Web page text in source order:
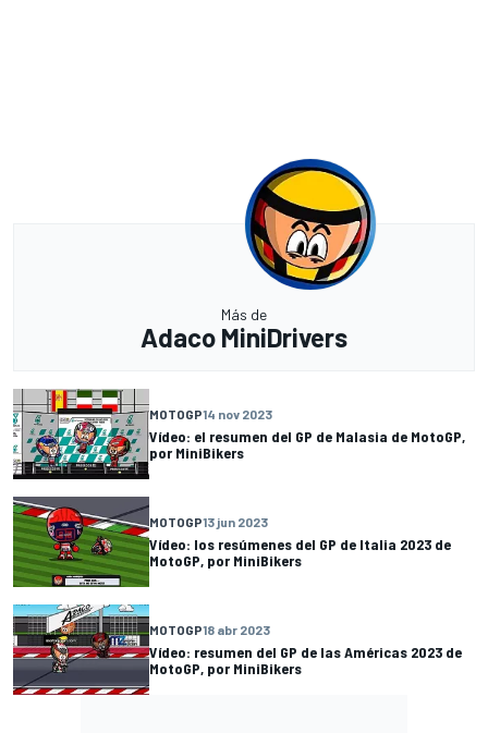
Más de
Adaco MiniDrivers
MOTOGP14 nov 2023
Vídeo: el resumen del GP de Malasia de MotoGP,
por MiniBikers
MOTOGP13 jun 2023
Vídeo: los resúmenes del GP de Italia 2023 de
MotoGP, por MiniBikers
MOTOGP18 abr 2023
Vídeo: resumen del GP de las Américas 2023 de
MotoGP, por MiniBikers